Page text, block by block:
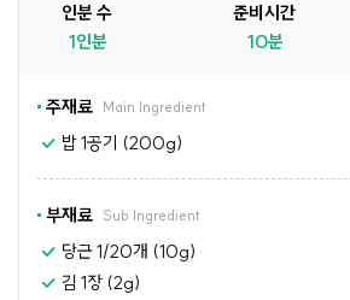
인분 수
1인분
준비시간
10분
주재료 Main Ingredient
밥 1공기 (200g)
부재료 Sub Ingredient
당근 1/20개 (10g)
김 1장 (2g)